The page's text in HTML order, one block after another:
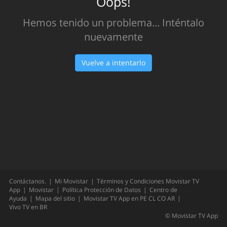
Hemos tenido un problema... Inténtalo
nuevamente
Vuelve a intentarlo
Contáctanos. Mi Movistar
Términos y Condiciones Movistar TV
App
Movistar Política Protección de Datos
Centro de
Ayuda
Mapa del sitio Movistar TV App en PE CLCOAR
Vivo TV en BR
© Movistar TV App